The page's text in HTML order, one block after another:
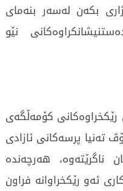
بکەن لەسەر بنەمای
نێو
رێکخراوەکانی کۆمەڵگەی
تەنیا پرسەکانی ئازادی
ناگرێتەوە، هەرچەندە
ئەو رێکخراوانە فراون